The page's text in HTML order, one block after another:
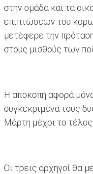
στην ομάδα και τα
επιπτώσεων του
μετέφερε την
στους μισθούς των
Η αποκοπή αφορά
συγκεκριμένα τους
Μάρτη μέχρι το
Οι τρεις αρχηγοί θα